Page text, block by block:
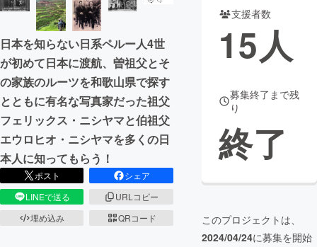
日本を知らない日系ペルー人4世
が初めて日本に渡航、曽祖父とそ
の家族のルーツを和歌山県で探す
とともに有名な写真家だった祖父
フェリックス・ニシヤマと伯祖父
エウロヒオ・ニシヤマを多くの日
本人に知ってもらう！
ポスト
シェア
LINEで送る
URLコピー
埋め込み
QRコード
支援者数
15人
募集終了まで残
り
終了
このプロジェクトは、
2024/04/24に募集を開始